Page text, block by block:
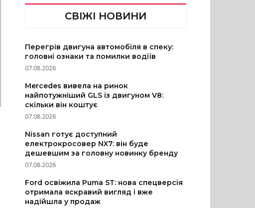
СВІЖІ НОВИНИ
Перегрів двигуна автомобіля в спеку:
головні ознаки та помилки водіїв
07.08.2026
Mercedes вивела на ринок
найпотужніший GLS із двигуном V8:
скільки він коштує
07.08.2026
Nissan готує доступний
електрокросовер NX7: він буде
дешевшим за головну новинку бренду
07.08.2026
Ford освіжила Puma ST: нова спецверсія
отримала яскравий вигляд і вже
надійшла у продаж